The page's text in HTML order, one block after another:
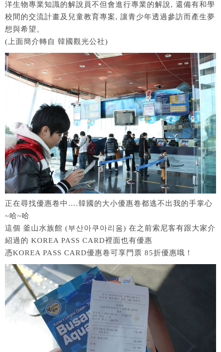
洋生物專業知識的解說員不但會進行專業的解說, 還備有和學
校間的交流計畫及兒童教育專案, 讓青少年透過參訪而產生夢
想與希望。
(上面簡介轉自 韓國觀光公社)
正在尋找優惠卷中….韓國的大小優惠卷都逃不出我的手掌心
~哈~哈
這個 釜山水族館 (부산아쿠아리움) 在之前索尼客有跟大家介
紹過的 KOREA PASS CARD裡面也有優惠
憑KOREA PASS CARD優惠卷可享門票 85折優惠哦！